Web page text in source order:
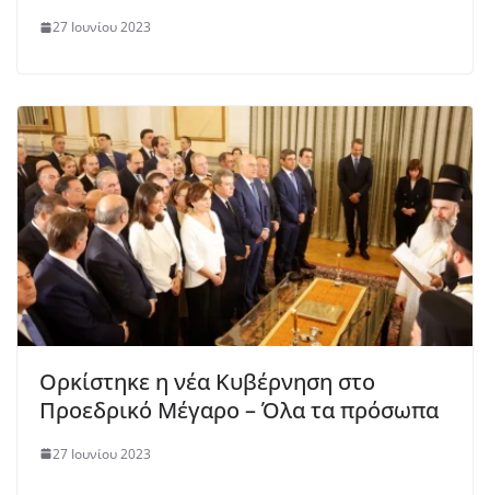
27 Ιουνίου 2023
Ορκίστηκε η νέα Κυβέρνηση στο
Προεδρικό Μέγαρο – Όλα τα πρόσωπα
27 Ιουνίου 2023